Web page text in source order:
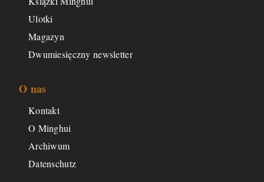
Ulotki
Magazyn
Dwumiesięczny newsletter
O nas
Kontakt
O Minghui
Archiwum
Datenschutz